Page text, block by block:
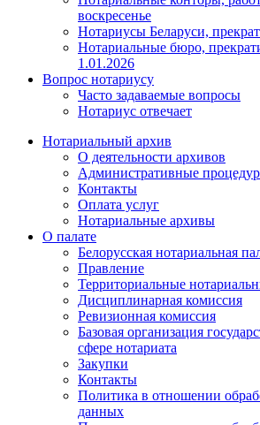
воскресенье
Нотариусы Беларуси,
Нотариальные бюро,
1.01.2026
Вопрос нотариусу
Часто задаваемые вопросы
Нотариус отвечает
Нотариальный архив
О деятельности архивов
Административные
Контакты
Оплата услуг
Нотариальные архивы
О палате
Белорусская нотариальная
Правление
Территориальные
Дисциплинарная комиссия
Ревизионная комиссия
Базовая организация
сфере нотариата
Закупки
Контакты
Политика в отношении
данных